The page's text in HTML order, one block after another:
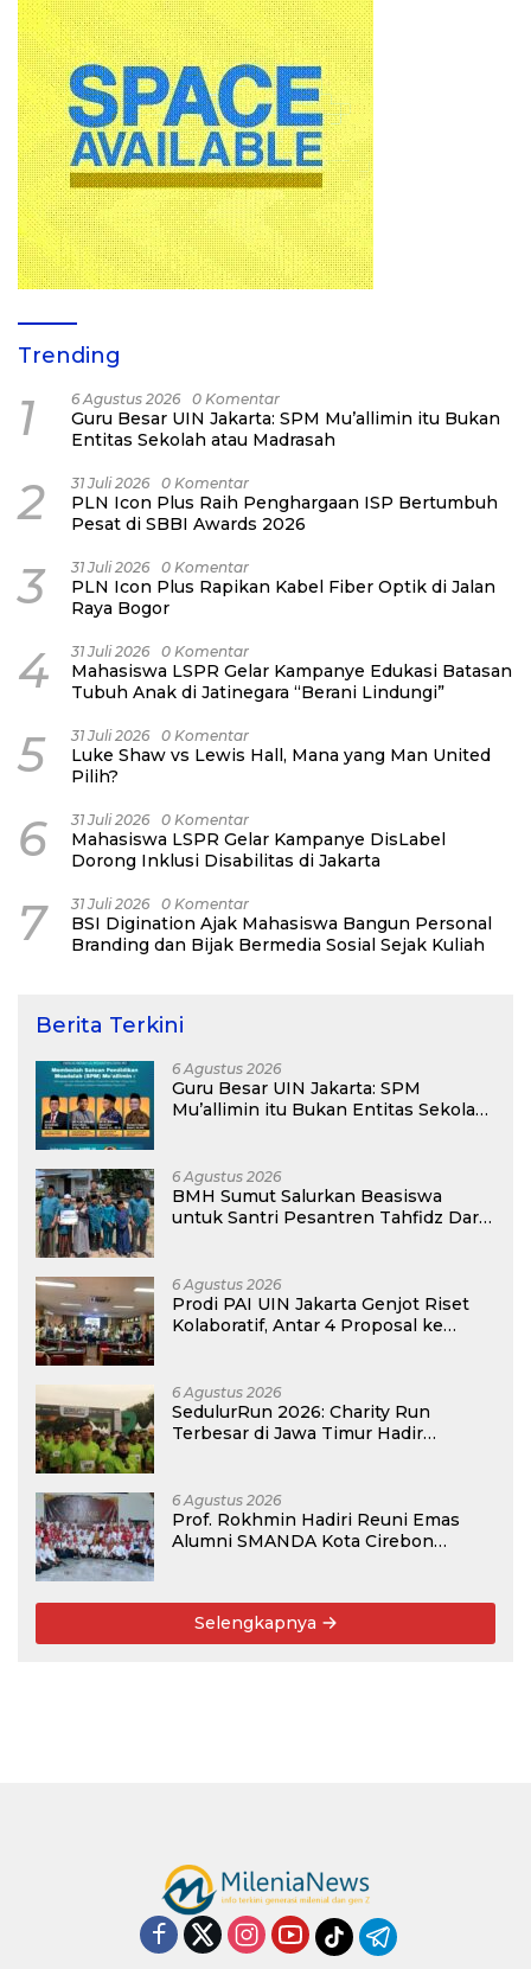
Trending
1 6 Agustus 2026 0 Komentar
Guru Besar UIN Jakarta: SPM Mu’allimin itu Bukan
Entitas Sekolah atau Madrasah
2 31 Juli 2026 0 Komentar
PLN Icon Plus Raih Penghargaan ISP Bertumbuh
Pesat di SBBI Awards 2026
3 31 Juli 2026 0 Komentar
PLN Icon Plus Rapikan Kabel Fiber Optik di Jalan
Raya Bogor
4 31 Juli 2026 0 Komentar
Mahasiswa LSPR Gelar Kampanye Edukasi Batasan
Tubuh Anak di Jatinegara “Berani Lindungi”
5 31 Juli 2026 0 Komentar
Luke Shaw vs Lewis Hall, Mana yang Man United
Pilih?
6 31 Juli 2026 0 Komentar
Mahasiswa LSPR Gelar Kampanye DisLabel
Dorong Inklusi Disabilitas di Jakarta
7 31 Juli 2026 0 Komentar
BSI Digination Ajak Mahasiswa Bangun Personal
Branding dan Bijak Bermedia Sosial Sejak Kuliah
Berita Terkini
6 Agustus 2026
Guru Besar UIN Jakarta: SPM
Mu’allimin itu Bukan Entitas Sekolah
6 Agustus 2026
BMH Sumut Salurkan Beasiswa
untuk Santri Pesantren Tahfidz Darul
6 Agustus 2026
Prodi PAI UIN Jakarta Genjot Riset
Kolaboratif, Antar 4 Proposal ke
6 Agustus 2026
SedulurRun 2026: Charity Run
Terbesar di Jawa Timur Hadir
Guru Honorer
6 Agustus 2026
Prof. Rokhmin Hadiri Reuni Emas
Alumni SMANDA Kota Cirebon
Selengkapnya